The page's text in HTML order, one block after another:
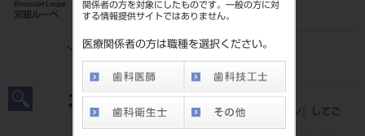
関係者の方を対象にしたものです。一般の方に対
する情報提供サイトではありません。
医療関係者の方は職種を選択ください。
Binocular Loupe
双眼ルーペ
品目コード
206720660B/R
標準価格
価格の確認は『
ログイン
』してご
覧ください。